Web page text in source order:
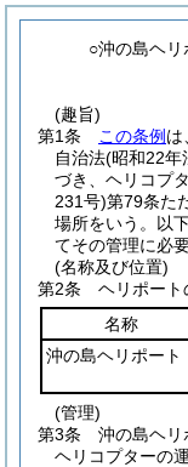
○沖の島ヘリ
(趣旨)
第1条
この条例 は
自治法(昭和22年
づき、ヘリコプ
231号)第79条た
場所をいう。以
てその管理に必
(名称及び位置)
第2条
ヘリポート
名称
沖の島ヘリポート
(管理)
第3条
沖の島ヘリ
ヘリコプターの